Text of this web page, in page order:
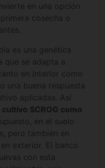
en una opción
cosecha o
es una genética
que se adapta a
en interior como
una buena respuesta
aplicadas. Así
cultivo SCROG como
en el suelo
pero también en
exterior. El banco
con esta